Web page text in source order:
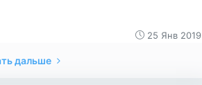
25 Янв 2019
дальше